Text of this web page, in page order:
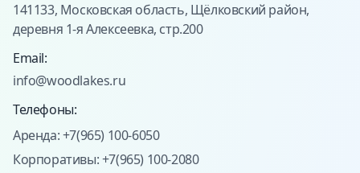
141133, Московская область, Щёлковский район,
деревня 1-я Алексеевка, стр.200
Email:
info@woodlakes.ru
Телефоны:
Аренда: +7(965) 100-6050
Корпоративы: +7(965) 100-2080